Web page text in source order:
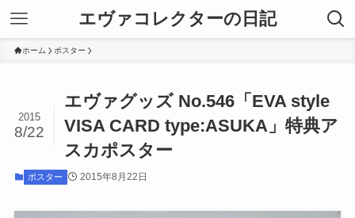
エヴァコレクターの日記
ホーム ポスター
エヴァグッズ No.546「EVA style
VISA CARD type:ASUKA」特典ア
スカポスター
2015
8/22
ポスター 2015年8月22日